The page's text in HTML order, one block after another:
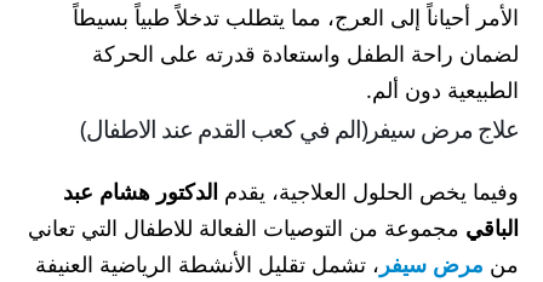
الأمر أحياناً إلى العرج، مما يتطلب تدخلاً طبياً بسيطاً
لضمان راحة الطفل واستعادة قدرته على الحركة
الطبيعية دون ألم.
علاج مرض سيفر(الم في كعب القدم عند الاطفال​)
وفيما يخص الحلول العلاجية، يقدم الدكتور هشام عبد
الباقي مجموعة من التوصيات الفعالة للاطفال التي تعاني
من مرض سيفر ، تشمل تقليل الأنشطة الرياضية العنيفة